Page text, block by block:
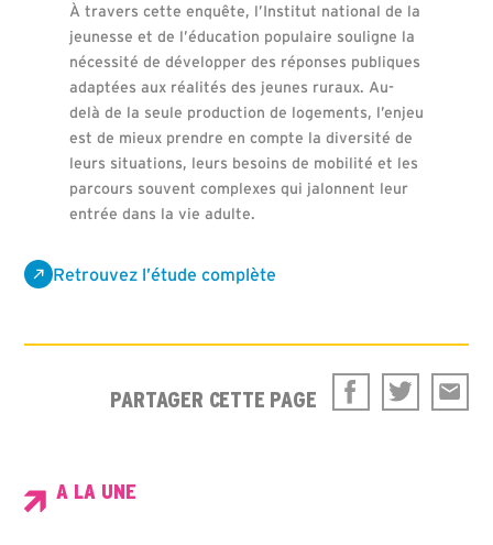
À travers cette enquête, l’Institut national de la
jeunesse et de l’éducation populaire souligne la
nécessité de développer des réponses publiques
adaptées aux réalités des jeunes ruraux. Au-
delà de la seule production de logements, l’enjeu
est de mieux prendre en compte la diversité de
leurs situations, leurs besoins de mobilité et les
parcours souvent complexes qui jalonnent leur
entrée dans la vie adulte.
Retrouvez l’étude complète
PARTAGER CETTE PAGE
A LA UNE